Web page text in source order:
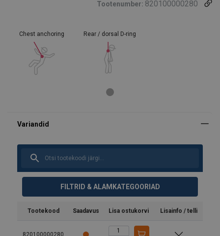
Tootenumber: 820100000280
Chest anchoring Rear / dorsal D-ring
FILTRID & ALAMKATEGOORIAD
Tootekood Saadavus Lisa ostukorvi Lisainfo / telli
820100000280
Märgistus:
Temperatuuri vahemik: